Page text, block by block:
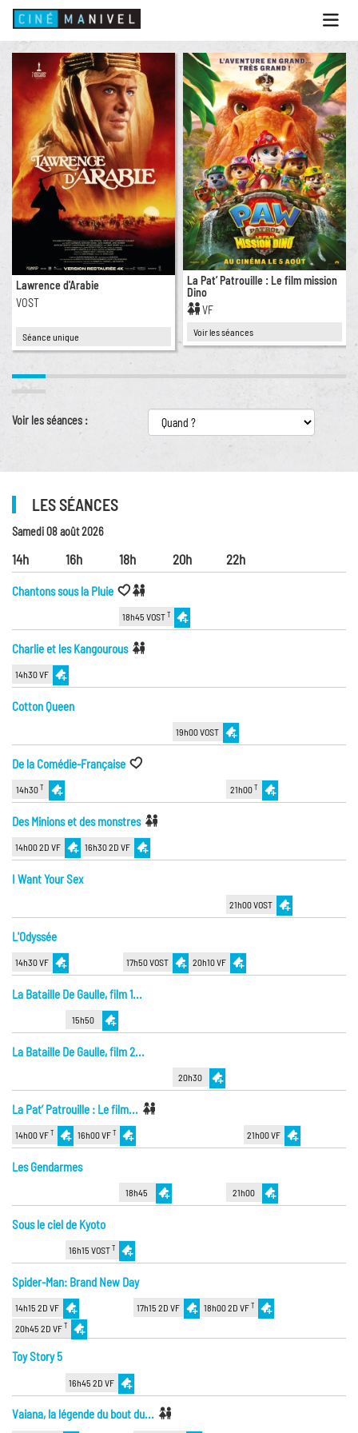
le
menu
ACCUEIL
PROGRAMME
ANIMATIONS
CINÉ CAFÉ | RESTAURANT
PRESTATIONS
INFOS PRATIQUES
Lawrence d'Arabie
VOST
Séance unique
La Pat’ Patrouille : Le film mission
Dino
VF
Voir les séances
Voir les séances :
LES SÉANCES
Samedi 08 août 2026
14h 16h 18h 20h 22h
Chantons sous la Pluie
18h45 VOSTT
Charlie et les Kangourous
14h30 VF
Cotton Queen
19h00 VOST
De la Comédie-Française
14h30 T 21h00T
Des Minions et des monstres
14h00 2D VF 16h30 2D VF
I Want Your Sex
21h00 VOST
L'Odyssée
14h30 VF 17h50 VOST 20h10 VF
La Bataille De Gaulle, film 1...
15h50
La Bataille De Gaulle, film 2...
20h30
La Pat’ Patrouille : Le film...
14h00 VFT 16h00 VFT 21h00 VF
Les Gendarmes
18h45 21h00
Sous le ciel de Kyoto
16h15 VOSTT
Spider-Man: Brand New Day
14h15 2D VF 17h15 2D VF 18h00 2D VFT
20h45 2D VFT
Toy Story 5
16h45 2D VF
Vaiana, la légende du bout du...